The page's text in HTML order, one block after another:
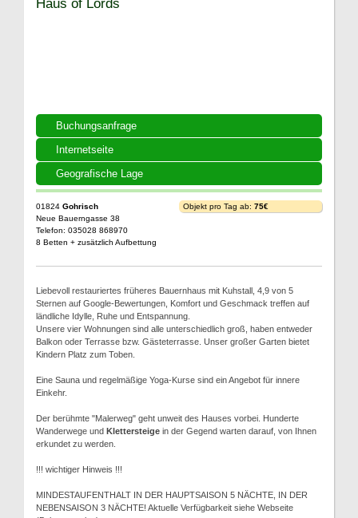
Buchungsanfrage
Internetseite
Geografische Lage
Haus of Lords
01824 Gohrisch
Neue Bauerngasse 38
Telefon: 035028 868970
8 Betten + zusätzlich Aufbettung
Objekt pro Tag ab: 75€
Liebevoll restauriertes früheres Bauernhaus mit Kuhstall, 4,9 von 5
Sternen auf Google-Bewertungen, Komfort und Geschmack treffen auf
ländliche Idylle, Ruhe und Entspannung.
Unsere vier Wohnungen sind alle unterschiedlich groß, haben entweder
Balkon oder Terrasse bzw. Gästeterrasse. Unser großer Garten bietet
Kindern Platz zum Toben.
Eine Sauna und regelmäßige Yoga-Kurse sind ein Angebot für innere
Einkehr.
Der berühmte "Malerweg" geht unweit des Hauses vorbei. Hunderte
Wanderwege und Klettersteige in der Gegend warten darauf, von Ihnen
erkundet zu werden.
!!! wichtiger Hinweis !!!
MINDESTAUFENTHALT IN DER HAUPTSAISON 5 NÄCHTE, IN DER
NEBENSAISON 3 NÄCHTE! Aktuelle Verfügbarkeit siehe Webseite